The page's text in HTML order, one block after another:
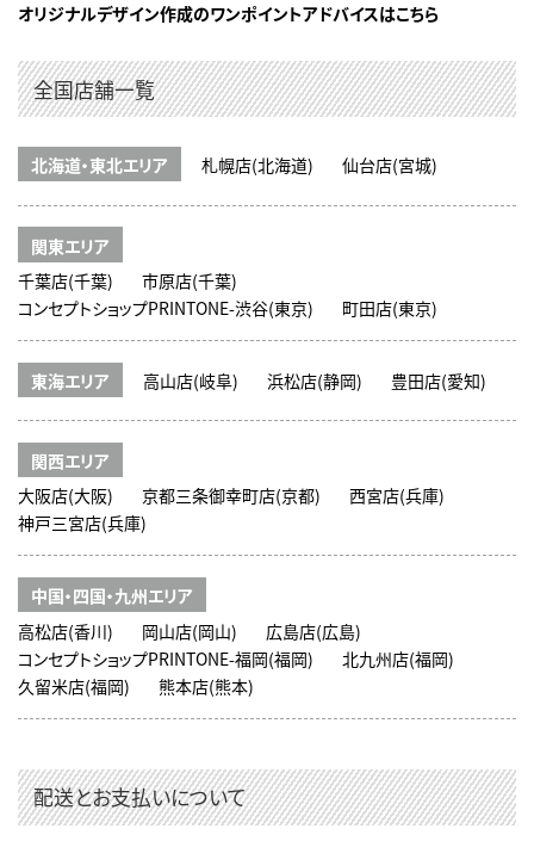
オリジナルデザイン作成のワンポイントアドバイスはこちら
全国店舗一覧
北海道・東北エリア 札幌店(北海道) 仙台店(宮城)
関東エリア
千葉店(千葉)
市原店(千葉)
コンセプトショップPRINTONE-渋谷(東京)
町田店(東京)
東海エリア 高山店(岐阜) 浜松店(静岡) 豊田店(愛知)
関西エリア
大阪店(大阪)
京都三条御幸町店(京都)
西宮店(兵庫)
神戸三宮店(兵庫)
中国・四国・九州エリア
高松店(香川)
岡山店(岡山)
広島店(広島)
コンセプトショップPRINTONE-福岡(福岡)
北九州店(福岡)
久留米店(福岡)
熊本店(熊本)
配送とお支払いについて